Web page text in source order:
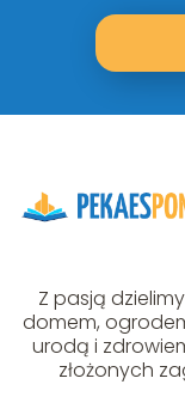
Z pasją
domem,
urodą i
złożonych